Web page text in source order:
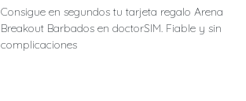
Consigue en segundos tu tarjeta regalo Arena
Breakout Barbados en doctorSIM. Fiable y sin
complicaciones